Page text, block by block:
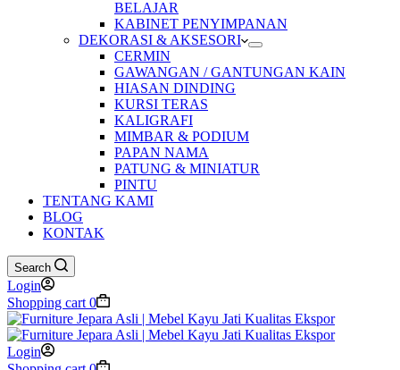
BELAJAR
KABINET PENYIMPANAN
DEKORASI & AKSESORI
CERMIN
GAWANGAN / GANTUNGAN KAIN
HIASAN DINDING
KURSI TERAS
KALIGRAFI
MIMBAR & PODIUM
PAPAN NAMA
PATUNG & MINIATUR
PINTU
TENTANG KAMI
BLOG
KONTAK
Search
Login
Shopping cart 0
Login